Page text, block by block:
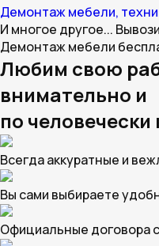
Демонтаж мебели,
И многое другое...
Демонтаж мебели
Любим свою
внимательно и
по человечески
Всегда аккуратные и
Вы сами выбираете
Официальные договора